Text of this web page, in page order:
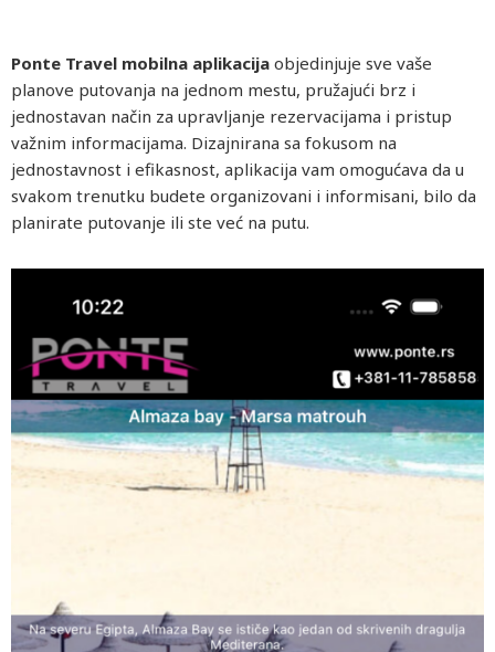
Ponte Travel mobilna aplikacija objedinjuje sve vaše
planove putovanja na jednom mestu, pružajući brz i
jednostavan način za upravljanje rezervacijama i pristup
važnim informacijama. Dizajnirana sa fokusom na
jednostavnost i efikasnost, aplikacija vam omogućava da u
svakom trenutku budete organizovani i informisani, bilo da
planirate putovanje ili ste već na putu.